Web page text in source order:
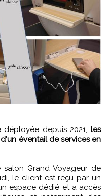
déployée depuis 2021, les
éventail de services en
Grand Voyageur de
le client est reçu par un
espace dédié et a accès